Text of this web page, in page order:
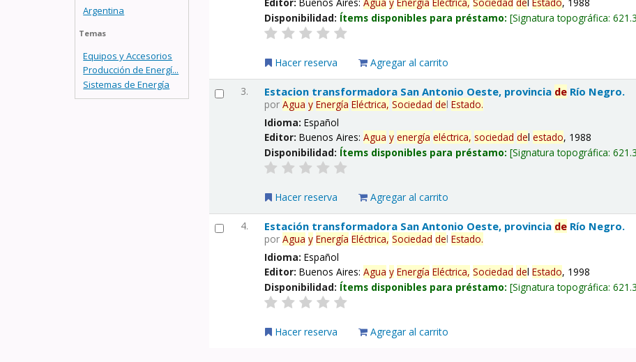
Argentina
Temas
Equipos y Accesorios
Producción de Energí...
Sistemas de Energía
Disponibilidad: Ítems disponibles para préstamo: Signatura topográfica:
Hacer reserva Agregar al carrito
3. Estacion transformadora San Antonio Oeste, provincia de Río Negro.
porAgua y Energía Eléctrica, Sociedad delEstado.
Idioma:Español
Editor:Buenos Aires:Agua y energía eléctrica, sociedad delestado, 1988
Disponibilidad: Ítems disponibles para préstamo: Signatura topográfica:
Hacer reserva Agregar al carrito
4. Estación transformadora San Antonio Oeste, provincia de Río Negro.
porAgua y Energía Eléctrica, Sociedad delEstado.
Idioma:Español
Editor:Buenos Aires:Agua y Energía Eléctrica, Sociedad delEstado, 1998
Disponibilidad: Ítems disponibles para préstamo: Signatura topográfica:
Hacer reserva Agregar al carrito